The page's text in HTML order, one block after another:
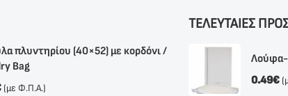
πλυντηρίου (40×52) με κορδόνι /
Bag
(με Φ.Π.Α.)
ΤΕΛΕΥΤΑΙΕΣ
Λούφα-
0.49€